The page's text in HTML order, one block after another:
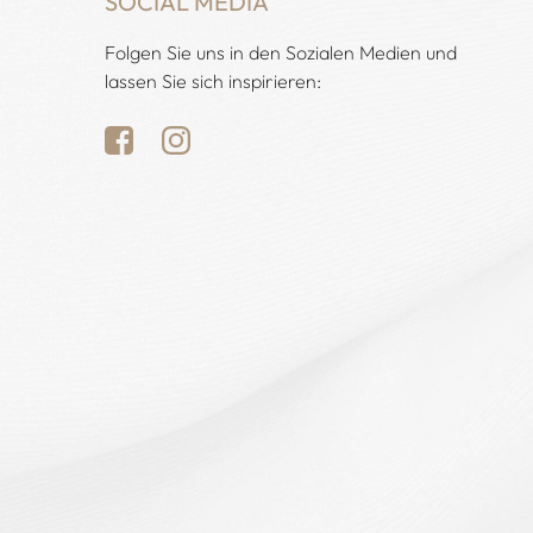
Folgen Sie uns in den Sozialen Medien und
lassen Sie sich inspirieren: